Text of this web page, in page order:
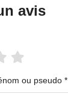
avis
ou pseudo *